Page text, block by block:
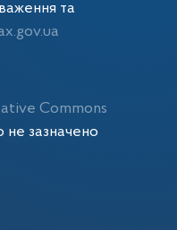
та
Commons
не зазначено